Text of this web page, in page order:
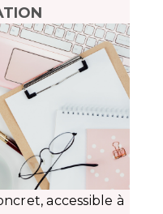
accessible à